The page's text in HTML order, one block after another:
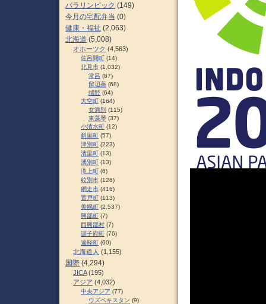
パラリンピック (149)
今月の宅配弁当 (0)
健康・福祉 (2,063)
北海道 (5,008)
オホーツク (4,563)
佐呂間町 (14)
北見市 (1,032)
常呂 (87)
留辺蘂 (68)
端野 (64)
大空町 (164)
女満別 (115)
東藻琴 (37)
小清水町 (12)
斜里町 (57)
津別町 (223)
清里町 (13)
湧別町 (13)
滝上町 (6)
紋別市 (126)
網走市 (416)
置戸町 (113)
美幌町 (2,537)
興部町 (7)
西興部村 (7)
訓子府町 (76)
遠軽町 (60)
北海道人 (1,155)
国際 (4,294)
JICA(195)
アジア (4,032)
中央アジア (77)
ウズベキスタン (9)